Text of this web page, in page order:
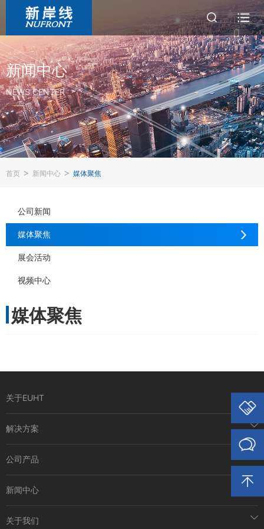
新闻中心
NEWS CENTER
首页 > 新闻中心 > 媒体聚焦
公司新闻
媒体聚焦
展会活动
视频中心
媒体聚焦
关于EUHT
解决方案
公司产品
新闻中心
关于我们